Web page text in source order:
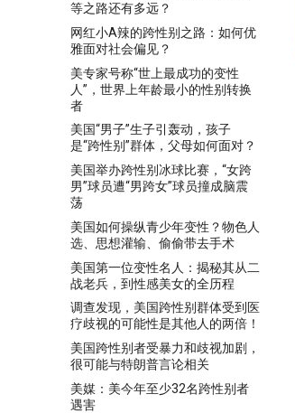
等之路还有多远？
网红小A辣的跨性别之路：如何优
雅面对社会偏见？
美专家号称“世上最成功的变性
人”，世界上年龄最小的性别转换
者
美国“男子”生子引轰动，孩子
是“跨性别”群体，父母如何面对？
美国举办跨性别冰球比赛，“女跨
男”球员遭“男跨女”球员撞成脑震
荡
美国如何操纵青少年变性？物色人
选、思想灌输、偷偷带去手术
美国第一位变性名人：揭秘其从二
战老兵，到性感美女的全历程
调查发现，美国跨性别群体受到医
疗歧视的可能性是其他人的两倍！
美国跨性别者受暴力和歧视加剧，
很可能与特朗普言论相关
美媒：美今年至少32名跨性别者
遇害